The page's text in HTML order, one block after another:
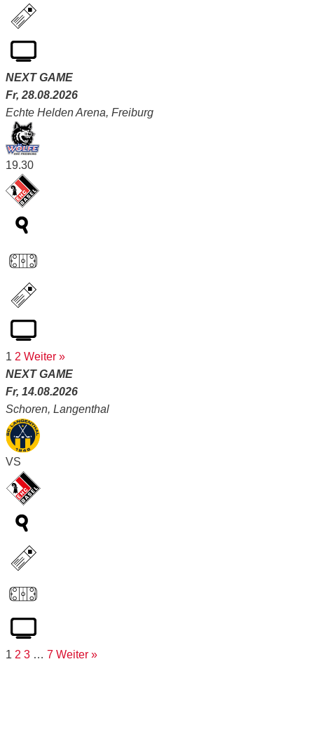
NEXT GAME
Fr, 28.08.2026
Echte Helden Arena, Freiburg
19.30
1 2 Weiter »
NEXT GAME
Fr, 14.08.2026
Schoren, Langenthal
VS
1 2 3 … 7 Weiter »